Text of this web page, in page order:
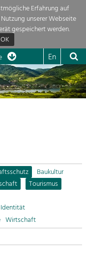
Erfahrung auf
unserer Webseite
gespeichert werden.
OK
En



vielfältig. Deshalb
Für
und schon werden alle
Baukultur
Tourismus
Wirtschaft